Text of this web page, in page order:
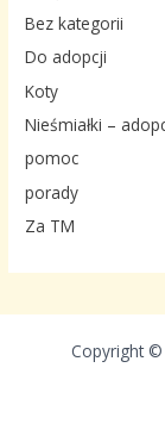
Bez kategorii
Do adopcji
Koty
Nieśmiałki –
pomoc
porady
Za TM
Copyright ©